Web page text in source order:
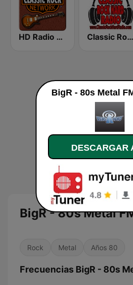
HD Radio - Classic Rock Classic Rock Hard Radio
BigR - 80s Metal
Rock Metal Años 80
Frecuencias BigR - 80s
DESCARGAR